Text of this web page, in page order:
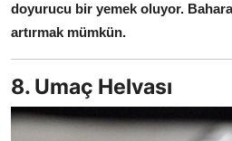
doyurucu bir yemek oluyor.
artırmak mümkün.
8. Umaç Helvası